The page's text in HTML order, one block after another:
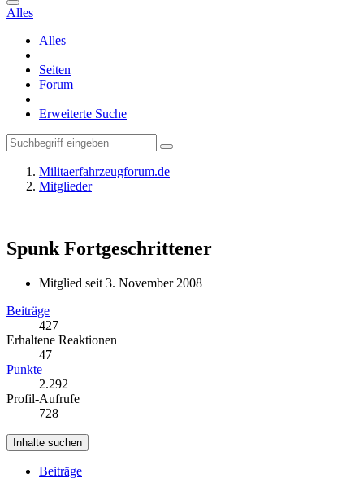
Alles
Alles
Seiten
Forum
Erweiterte Suche
Militaerfahrzeugforum.de
Mitglieder
Spunk Fortgeschrittener
Mitglied seit 3. November 2008
Beiträge
427
Erhaltene Reaktionen
47
Punkte
2.292
Profil-Aufrufe
728
Inhalte suchen
Beiträge